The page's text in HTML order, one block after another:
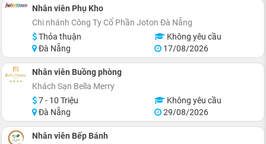
Nhân viên Phụ Kho
Chi nhánh Công Ty Cổ Phần Joton Đà Nẵng
Thỏa thuận
Không yêu cầu
Đà Nẵng
17/08/2026
Nhân viên Buồng phòng
Khách Sạn Bella Merry
7 - 10 Triệu
Không yêu cầu
Đà Nẵng
29/08/2026
Nhân viên Bếp Bánh